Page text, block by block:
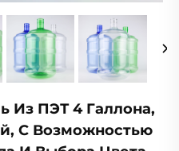
Из ПЭТ 4 Галлона,
С Возможностью